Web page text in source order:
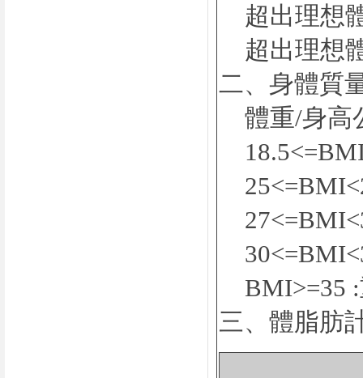
超出理想
超出理想
二、身體質
體重/身高
BMI>=35 :
三、體脂肪